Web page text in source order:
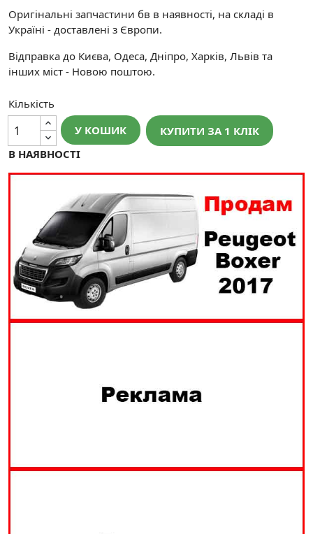
Оригінальні запчастини бв в наявності, на складі в
Україні - доставлені з Європи.
Відправка до Києва, Одеса, Дніпро, Харків, Львів та
інших міст - Новою поштою.
Кількість
У КОШИК
КУПИТИ ЗА 1 КЛIК
В НАЯВНОСТІ